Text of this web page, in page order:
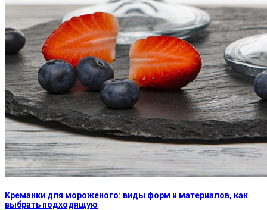
Креманки для мороженого: виды форм и материалов, как
выбрать подходящую